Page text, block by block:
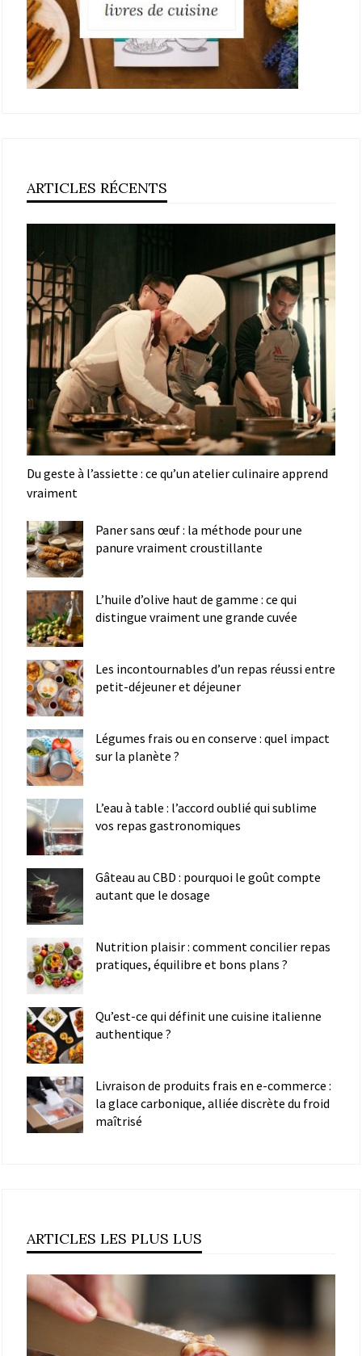
ARTICLES RÉCENTS
Du geste à l’assiette : ce qu’un atelier culinaire apprend
vraiment
Paner sans œuf : la méthode pour une
panure vraiment croustillante
L’huile d’olive haut de gamme : ce qui
distingue vraiment une grande cuvée
Les incontournables d’un repas réussi entre
petit-déjeuner et déjeuner
Légumes frais ou en conserve : quel impact
sur la planète ?
L’eau à table : l’accord oublié qui sublime
vos repas gastronomiques
Gâteau au CBD : pourquoi le goût compte
autant que le dosage
Nutrition plaisir : comment concilier repas
pratiques, équilibre et bons plans ?
Qu’est-ce qui définit une cuisine italienne
authentique ?
Livraison de produits frais en e-commerce :
la glace carbonique, alliée discrète du froid
maîtrisé
ARTICLES LES PLUS LUS